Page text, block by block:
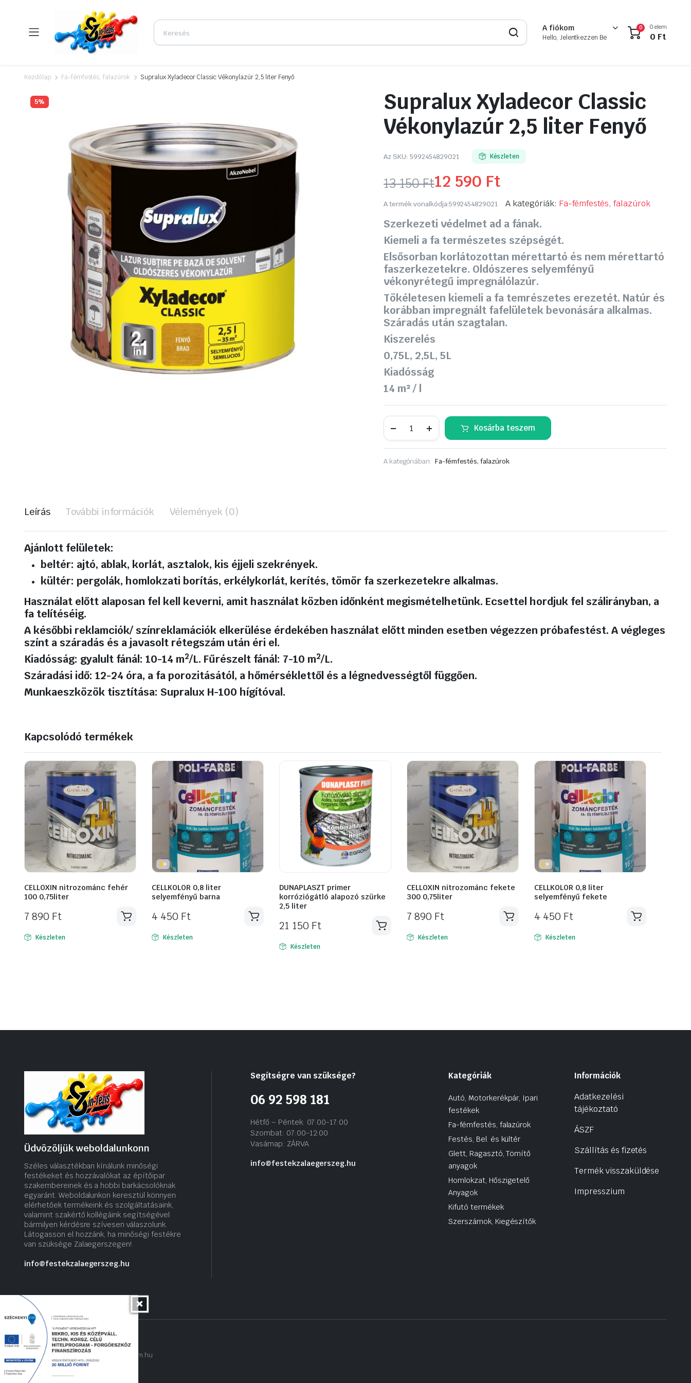
A fiókom
Hello, Jelentkezzen Be
0 0 elem
0 Ft
Kezdőlap Fa-fémfestés, falazúrok Supralux Xyladecor Classic Vékonylazúr 2,5 liter Fenyő
5%
Supralux Xyladecor Classic
Vékonylazúr 2,5 liter Fenyő
Az SKU: 5992454829021 Készleten
13 150Ft
Original
price
was:
13
150 Ft.
12 590 Ft
Current
price
is:
12
590 Ft.
A termék vonalkódja:5992454829021 A kategóriák: Fa-fémfestés, falazúrok
Szerkezeti védelmet ad a fának.
Kiemeli a fa természetes szépségét.
Elsősorban korlátozottan mérettartó és nem mérettartó
faszerkezetekre. Oldószeres selyemfényű
vékonyrétegű impregnálólazúr.
Tökéletesen kiemeli a fa temrészetes erezetét. Natúr és
korábban impregnált fafelületek bevonására alkalmas.
Száradás után szagtalan.
Kiszerelés
0,75L, 2,5L, 5L
Kiadósság
14 m² / l
Xyladecor
Vékonylazúr
liter
Kosárba teszem
A kategóriában: Fa-fémfestés, falazúrok
Leírás További információk Vélemények (0)
Ajánlott felületek:
beltér: ajtó, ablak, korlát, asztalok, kis éjjeli szekrények.
kültér: pergolák, homlokzati borítás, erkélykorlát, kerítés, tömör fa szerkezetekre alkalmas.
Használat előtt alaposan fel kell keverni, amit használat közben időnként megismételhetünk. Ecsettel hordjuk fel szálirányban, a
fa telítéséig.
A későbbi reklamciók/ színreklamációk elkerülése érdekében használat előtt minden esetben végezzen próbafestést. A végleges
színt a száradás és a javasolt rétegszám után éri el.
Kiadósság: gyalult fánál: 10-14 m2/L. Fűrészelt fánál: 7-10 m2/L.
Száradási idő: 12-24 óra, a fa porozitásától, a hőmérséklettől és a légnedvességtől függően.
Munkaeszközök tisztítása: Supralux H-100 hígítóval.
Kapcsolódó termékek
CELLOXIN nitrozománc fehér
100 0,75liter
7 890 Ft
Készleten
CELLKOLOR 0,8 liter
selyemfényű barna
4 450 Ft
Készleten
DUNAPLASZT primer
korróziógátló alapozó szürke
2,5 liter
21 150 Ft
Készleten
CELLOXIN nitrozománc fekete
300 0,75liter
7 890 Ft
Készleten
CELLKOLOR 0,8 liter
selyemfényű fekete
4 450 Ft
Készleten
Üdvözöljük weboldalunkonn
Széles választékban kínálunk minőségi
festékeket és hozzávalókat az építőipar
szakembereinek és a hobbi barkácsolóknak
egyaránt. Weboldalunkon keresztül könnyen
elérhetőek termékeink és szolgáltatásaink,
valamint szakértő kollégáink segítségével
bármilyen kérdésre szívesen válaszolunk.
Látogasson el hozzánk, ha minőségi festékre
van szüksége Zalaegerszegen!.
info@festekzalaegerszeg.hu
Segítségre van szüksége?
06 92 598 181
Hétfő – Péntek: 07:00-17:00
Szombat: 07:00-12:00
Vasárnap: ZÁRVA
info@festekzalaegerszeg.hu
Kategóriák
Autó, Motorkerékpár, Ipari
festékek
Fa-fémfestés, falazúrok
Festés, Bel. és kültér
Glett, Ragasztó, Tömítő
anyagok
Homlokzat, Hőszigetelő
Anyagok
Kifutó termékek
Szerszámok, Kiegészítők
Információk
Adatkezelési
tájékoztató
ÁSZF
Szállítás és fizetés
Termék visszaküldése
Impresszium
Copyright 2022 © hogyantalaljanakram.hu